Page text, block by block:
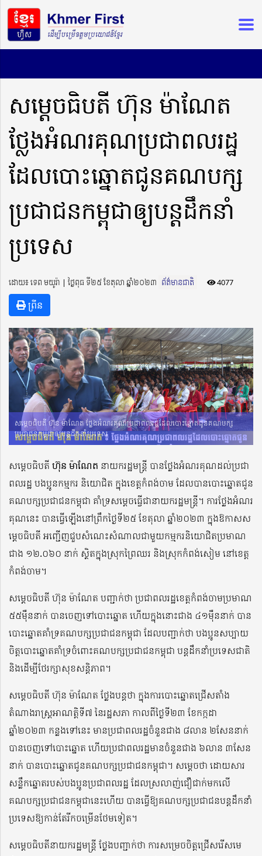
សម្តេចធិបតី ហ៊ុន ម៉ាណែត
ថ្លែងអំណរគុណប្រជាពលរដ្ឋ
ដែលបោះឆ្នោតជូនគណបក្ស
ប្រជាជនកម្ពុជាឲ្យបន្តដឹកនាំ
ប្រទេស
ដោយ៖ ទេព មយូរ៉ា ​​ | ថ្ងៃពុធ ទី២៥ ខែតុលា ឆ្នាំ២០២៣ ព័ត៌មានជាតិ 4077
ព្រីន
សម្តេចធិបតី ហ៊ុន ម៉ាណែត ថ្លែងអំណរគុណប្រជាពលរដ្ឋដែលបោះឆ្នោតជូនគណបក្ស
ប្រជាជនកម្ពុជាឲ្យបន្តដឹកនាំប្រទេស
សម្តេចធិបតី ហ៊ុន ម៉ាណែត នាយករដ្ឋមន្ត្រី បានថ្លែងអំណរគុណដល់ប្រជា
ពលរដ្ឋ បងប្អូនកម្មករ និយោជិត ក្នុងខេត្តកំពង់ចាម ដែលបានបោះឆ្នោតជូន
គណបក្សប្រជាជនកម្ពុជា គាំទ្រសម្ដេចធ្វើជានាយករដ្ឋមន្ត្រី។ ការថ្លែងអំណរ
គុណនេះ បានធ្វើឡើងនៅព្រឹកថ្ងៃទី២៥ ខែតុលា ឆ្នាំ២០២៣ ក្នុងឱកាសស
ម្តេចធិបតី អញ្ជើញជួបសំណេះសំណាលជាមួយកម្មករនិយោជិតប្រមាណ
ជាង ១២.០៦០ នាក់ ស្ថិតក្នុងស្រុកព្រៃឈរ និងស្រុកកំពង់សៀម នៅខេត្ត
កំពង់ចាម។
សម្តេចធិបតី ហ៊ុន ម៉ាណែត បញ្ជាក់ថា ប្រជាពលរដ្ឋខេត្តកំពង់ចាមប្រមាណ
៥៥ម៉ឺននាក់ បានចេញទៅបោះឆ្នោត ហើយក្នុងនោះជាង ៤១ម៉ឺននាក់ បាន
បោះឆ្នោតគាំទ្រគណបក្សប្រជាជនកម្ពុជា ដែលបញ្ជាក់ថា បងប្អូនសប្បាយ
ចិត្តបោះឆ្នោតគាំទ្រចំពោះគណបក្សប្រជាជនកម្ពុជា បន្តដឹកនាំប្រទេសជាតិ
និងដើម្បីថែរក្សាសុខសន្តិភាព។
សម្តេចធិបតី ហ៊ុន ម៉ាណែត ថ្លែងបន្តថា ក្នុងការបោះឆ្នោតជ្រើសតាំង
តំណាងរាស្ត្រអាណត្តិទី៧ នៃរដ្ឋសភា កាលពីថ្ងៃទី២៣ ខែកក្កដា
ឆ្នាំ២០២៣ កន្លងទៅនេះ មានប្រជាពលរដ្ឋចំនួនជាង ៨លាន ២សែននាក់
បានចេញទៅបោះឆ្នោត ហើយប្រជាពលរដ្ឋមានចំនួនជាង ៦លាន ៣សែន
នាក់ បានបោះឆ្នោតជូនគណបក្សប្រជាជនកម្ពុជា។ សម្តេចថា ដោយសារ
សន្លឹកឆ្នោតរបស់បងប្អូនប្រជាពលរដ្ឋ ដែលស្រលាញ់ជឿជាក់មកលើ
គណបក្សប្រជាជនកម្ពុជានេះហើយ បានធ្វើឱ្យគណបក្សប្រជាជនបន្តដឹកនាំ
ប្រទេសឱ្យកាន់តែរីកចម្រើនថែមទៀត។
សម្តេចធិបតីនាយករដ្ឋមន្ត្រី ថ្លែងបញ្ជាក់ថា ការសម្រេចចិត្តជ្រើសរើសមេ